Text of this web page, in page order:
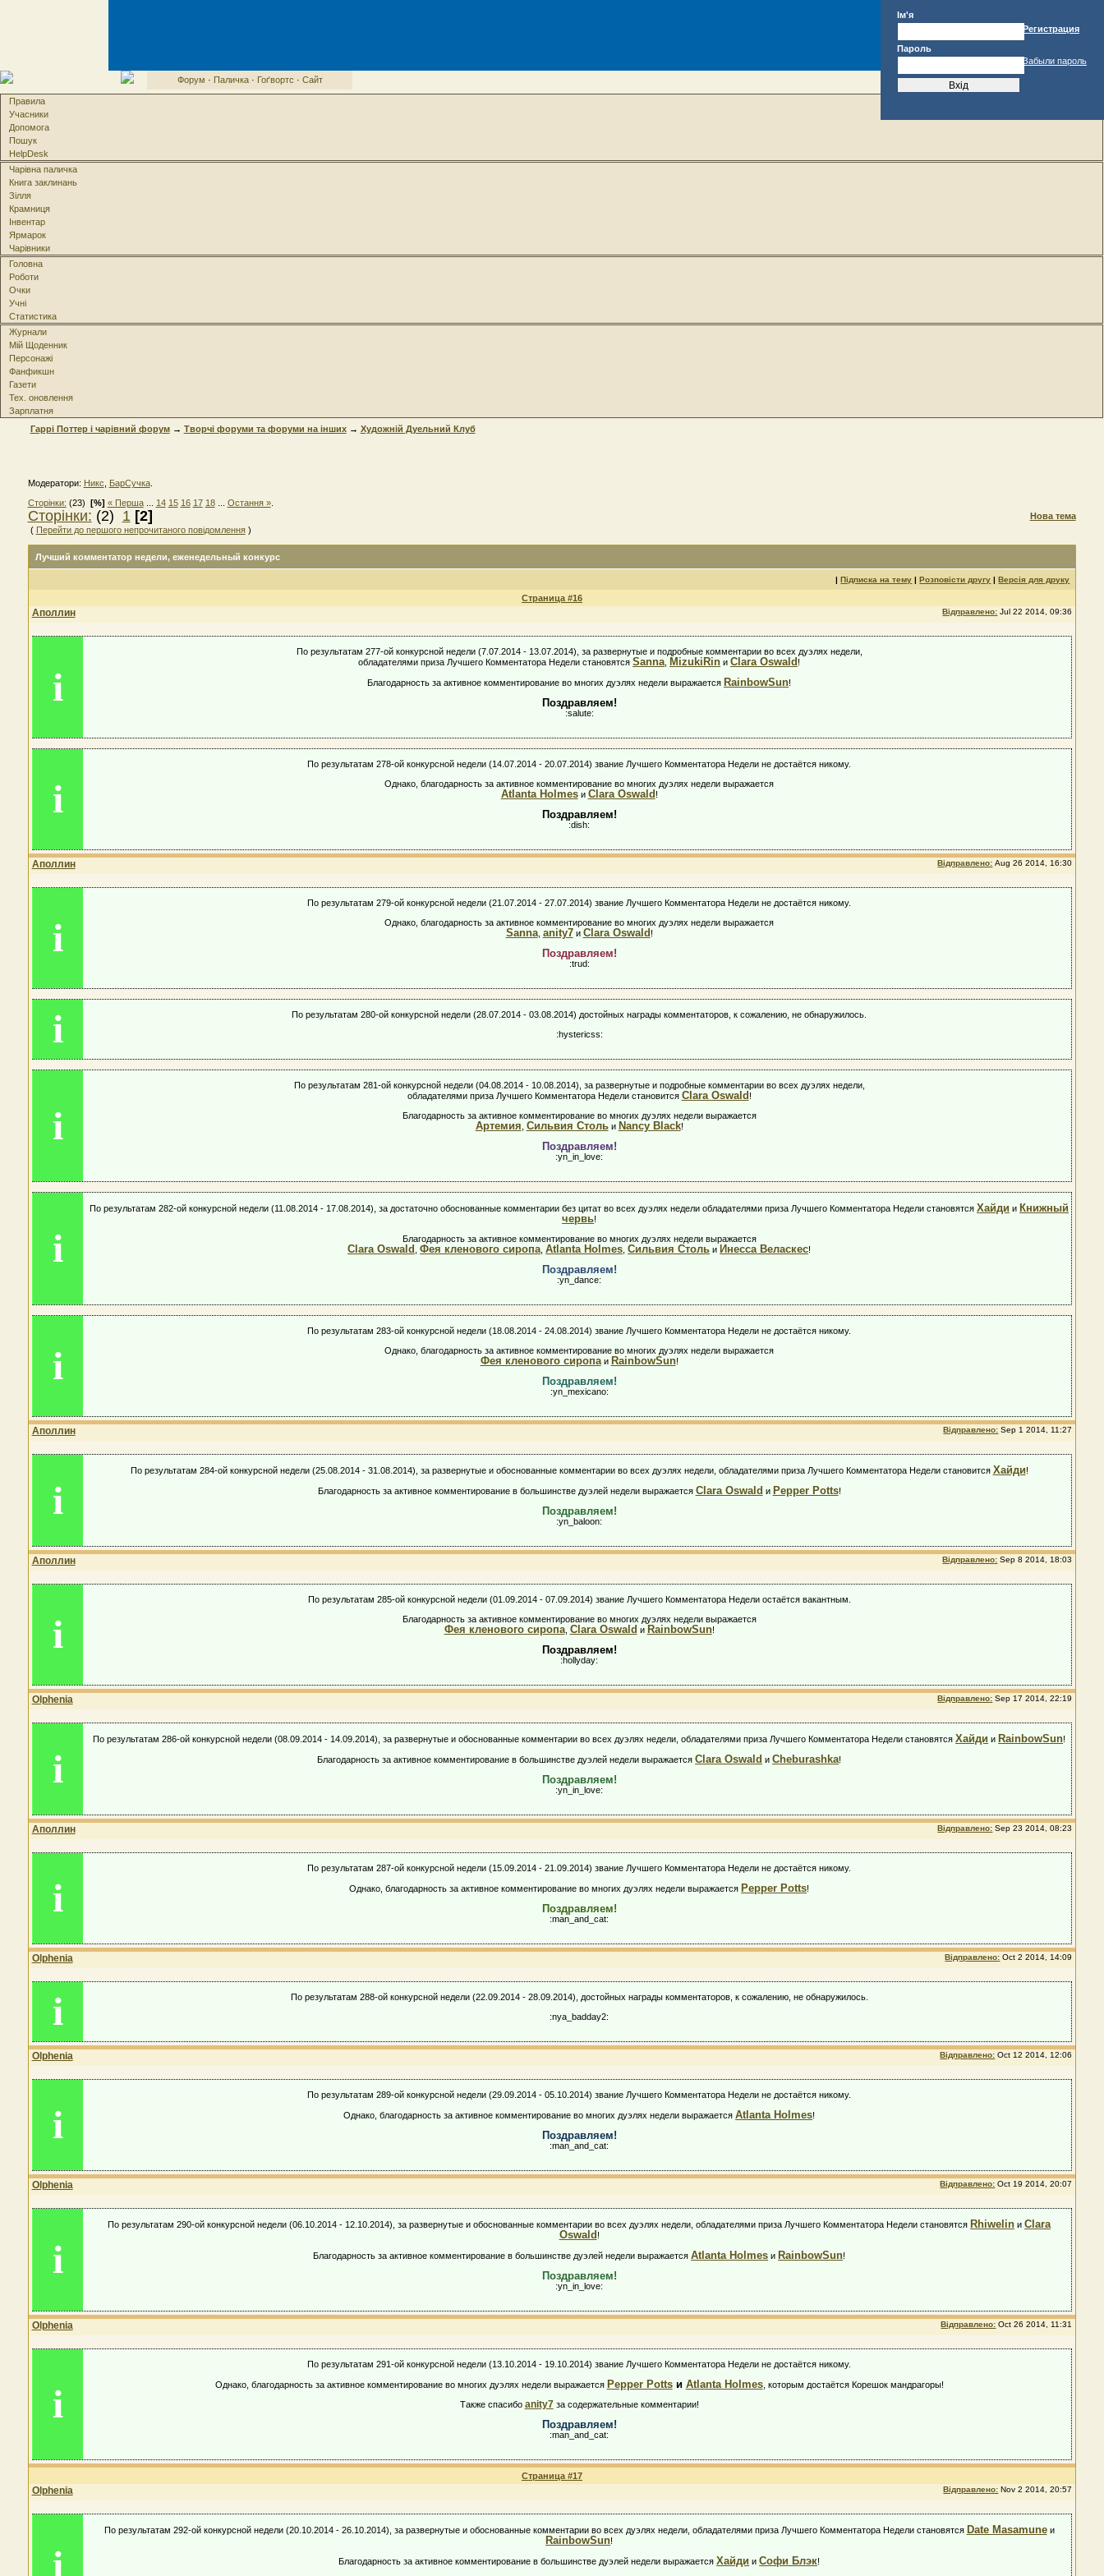
Ім'я
Пароль
Регистрация
Забыли пароль
Форум · Паличка· Гоґвортс · Сайт
Правила
Учасники
Допомога
Пошук
HelpDesk
Чарівна паличка
Книга заклинань
Зілля
Крамниця
Інвентар
Ярмарок
Чарівники
Головна
Роботи
Очки
Учні
Статистика
Журнали
Мій Щоденник
Персонажі
Фанфикшн
Газети
Тех. оновлення
Зарплатня
Гаррі Поттер і чарівний форум→ Творчі форуми та форуми на інших→ Художній Дуельний Клуб
Модератори: Никс БарСучка.
Сторінки: (23) [%] « Перша... 14 15 16 17 18... Остання ».
Сторінки: (2) 1 [2]
( Перейти до першого непрочитаного повідомлення)
Нова тема
Лучший комментатор недели, еженедельный конкурс
|Підписка на тему |Розповісти другу |Версія для друку
Страница #16
Аполлин Відправлено: Jul 22 2014, 09:36
i
По результатам 277-ой конкурсной недели (7.07.2014 - 13.07.2014), за развернутые и подробные комментарии во всех дуэлях недели,
обладателями приза Лучшего Комментатора Недели становятсяSanna MizukiRin иClara Oswald !
Благодарность за активное комментирование во многих дуэлях недели выражается RainbowSun!
Поздравляем!
:salute:
i
По результатам 278-ой конкурсной недели (14.07.2014 - 20.07.2014) звание Лучшего Комментатора Недели не достаётся никому.
Однако, благодарность за активное комментирование во многих дуэлях недели выражается
Atlanta Holmesи Clara Oswald !
Поздравляем!
:dish:
Аполлин Відправлено: Aug 26 2014, 16:30
i
По результатам 279-ой конкурсной недели (21.07.2014 - 27.07.2014) звание Лучшего Комментатора Недели не достаётся никому.
Однако, благодарность за активное комментирование во многих дуэлях недели выражается
Sanna, anity7и Clara Oswald !
Поздравляем!
:trud:
i
По результатам 280-ой конкурсной недели (28.07.2014 - 03.08.2014) достойных награды комментаторов, к сожалению, не обнаружилось.
:hystericss:
i
По результатам 281-ой конкурсной недели (04.08.2014 - 10.08.2014), за развернутые и подробные комментарии во всех дуэлях недели,
обладателями приза Лучшего Комментатора Недели становится Clara Oswald !
Благодарность за активное комментирование во многих дуэлях недели выражается
Артемия Сильвия Стольи Nancy Black!
Поздравляем!
:yn_in_love:
i
По результатам 282-ой конкурсной недели (11.08.2014 - 17.08.2014), за достаточно обоснованные комментарии без цитат во всех дуэлях недели обладателями приза Лучшего Комментатора Недели становятся Хайди и Книжный
червь!
Благодарность за активное комментирование во многих дуэлях недели выражается
Clara Oswald ,Фея кленового сиропа ,Atlanta Holmes ,Сильвия Столь и Инесса Веласкес!
Поздравляем!
:yn_dance:
i
По результатам 283-ой конкурсной недели (18.08.2014 - 24.08.2014) звание Лучшего Комментатора Недели не достаётся никому.
Однако, благодарность за активное комментирование во многих дуэлях недели выражается
Фея кленового сиропаи RainbowSun!
Поздравляем!
:yn_mexicano:
Аполлин Відправлено: Sep 1 2014, 11:27
i
По результатам 284-ой конкурсной недели (25.08.2014 - 31.08.2014), за развернутые и обоснованные комментарии во всех дуэлях недели, обладателями приза Лучшего Комментатора Недели становится Хайди!
Благодарность за активное комментирование в большинстве дуэлей недели выражается Clara Oswald и Pepper Potts!
Поздравляем!
:yn_baloon:
Аполлин Відправлено: Sep 8 2014, 18:03
i
По результатам 285-ой конкурсной недели (01.09.2014 - 07.09.2014) звание Лучшего Комментатора Недели остаётся вакантным.
Благодарность за активное комментирование во многих дуэлях недели выражается
Фея кленового сиропа, Clara Oswald и RainbowSun!
Поздравляем!
:hollyday:
Olphenia Відправлено: Sep 17 2014, 22:19
i
По результатам 286-ой конкурсной недели (08.09.2014 - 14.09.2014), за развернутые и обоснованные комментарии во всех дуэлях недели, обладателями приза Лучшего Комментатора Недели становятся Хайди и RainbowSun!
Благодарность за активное комментирование в большинстве дуэлей недели выражаетсяClara Oswald иCheburashka!
Поздравляем!
:yn_in_love:
Аполлин Відправлено: Sep 23 2014, 08:23
i
По результатам 287-ой конкурсной недели (15.09.2014 - 21.09.2014) звание Лучшего Комментатора Недели не достаётся никому.
Однако, благодарность за активное комментирование во многих дуэлях недели выражается Pepper Potts!
Поздравляем!
:man_and_cat:
Olphenia Відправлено: Oct 2 2014, 14:09
i
По результатам 288-ой конкурсной недели (22.09.2014 - 28.09.2014), достойных награды комментаторов, к сожалению, не обнаружилось.
:nya_badday2:
Olphenia Відправлено: Oct 12 2014, 12:06
i
По результатам 289-ой конкурсной недели (29.09.2014 - 05.10.2014) звание Лучшего Комментатора Недели не достаётся никому.
Однако, благодарность за активное комментирование во многих дуэлях недели выражаетсяAtlanta Holmes!
Поздравляем!
:man_and_cat:
Olphenia Відправлено: Oct 19 2014, 20:07
i
По результатам 290-ой конкурсной недели (06.10.2014 - 12.10.2014), за развернутые и обоснованные комментарии во всех дуэлях недели, обладателями приза Лучшего Комментатора Недели становятся Rhiwelin иClara
Oswald !
Благодарность за активное комментирование в большинстве дуэлей недели выражаетсяAtlanta Holmes и RainbowSun!
Поздравляем!
:yn_in_love:
Olphenia Відправлено: Oct 26 2014, 11:31
i
По результатам 291-ой конкурсной недели (13.10.2014 - 19.10.2014) звание Лучшего Комментатора Недели не достаётся никому.
Однако, благодарность за активное комментирование во многих дуэлях недели выражается Pepper Pottsи Atlanta Holmes, которым достаётся Корешок мандрагоры!
Также спасибо anity7за содержательные комментарии!
Поздравляем!
:man_and_cat:
Страница #17
Olphenia Відправлено: Nov 2 2014, 20:57
i
По результатам 292-ой конкурсной недели (20.10.2014 - 26.10.2014), за развернутые и обоснованные комментарии во всех дуэлях недели, обладателями приза Лучшего Комментатора Недели становятся Date Masamuneи
RainbowSun!
Благодарность за активное комментирование в большинстве дуэлей недели выражается Хайди иСофи Блэк!